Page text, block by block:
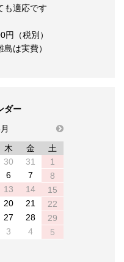
も適応です
円（税別）
島は実費）
ダー
next
木 金
土
30 31
1
6 7
8
13 14
15
20 21
22
27 28
29
3 4 5